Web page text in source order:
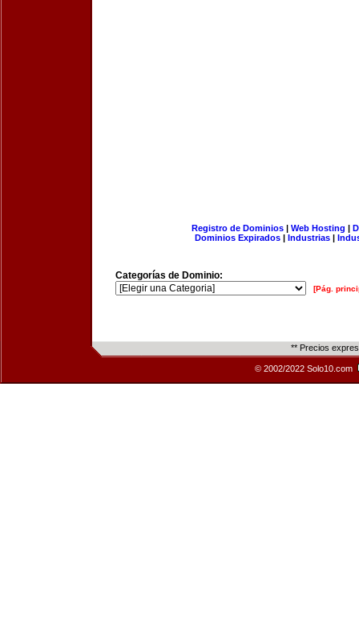
Registro de Dominios| Web Hosting |
Dominios Expirados | Industrias |
Categorías de Dominio:
[Pág.
** Precios
© 2002/2022 Solo10.com